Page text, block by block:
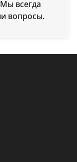
всегда
вопросы.